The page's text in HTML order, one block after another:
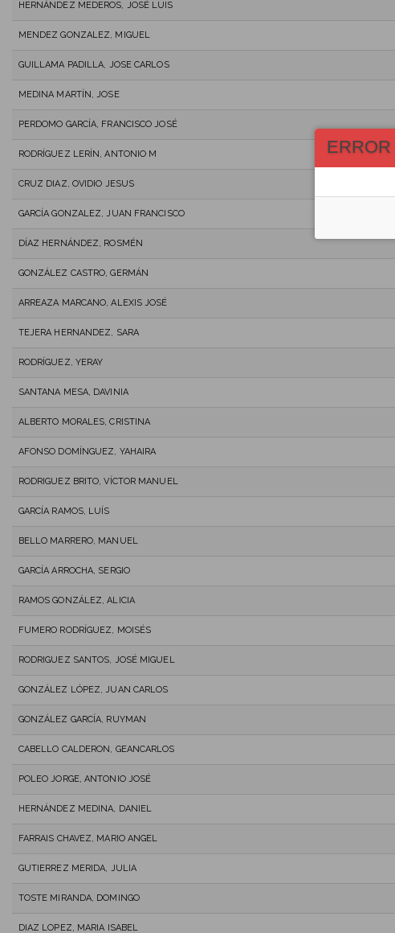
HERNÁNDEZ MEDEROS, JOSÉ LUIS
MENDEZ GONZALEZ, MIGUEL
GUILLAMA PADILLA, JOSE CARLOS
MEDINA MARTÍN, JOSE
PERDOMO GARCÍA, FRANCISCO JOSÉ
RODRÍGUEZ LERÍN, ANTONIO M
CRUZ DIAZ, OVIDIO JESUS
GARCÍA GONZALEZ, JUAN FRANCISCO
DÍAZ HERNÁNDEZ, ROSMÉN
GONZÁLEZ CASTRO, GERMÁN
ARREAZA MARCANO, ALEXIS JOSÉ
TEJERA HERNANDEZ, SARA
RODRÍGUEZ, YERAY
SANTANA MESA, DAVINIA
ALBERTO MORALES, CRISTINA
AFONSO DOMÍNGUEZ, YAHAIRA
RODRIGUEZ BRITO, VÍCTOR MANUEL
GARCÍA RAMOS, LUÍS
BELLO MARRERO, MANUEL
GARCÍA ARROCHA, SERGIO
RAMOS GONZÁLEZ, ALICIA
FUMERO RODRÍGUEZ, MOISÉS
RODRIGUEZ SANTOS, JOSÉ MIGUEL
GONZÁLEZ LÓPEZ, JUAN CARLOS
GONZÁLEZ GARCÍA, RUYMAN
CABELLO CALDERON, GEANCARLOS
POLEO JORGE, ANTONIO JOSÉ
HERNÁNDEZ MEDINA, DANIEL
FARRAIS CHAVEZ, MARIO ANGEL
GUTIERREZ MERIDA, JULIA
TOSTE MIRANDA, DOMINGO
DIAZ LOPEZ, MARIA ISABEL
ERROR